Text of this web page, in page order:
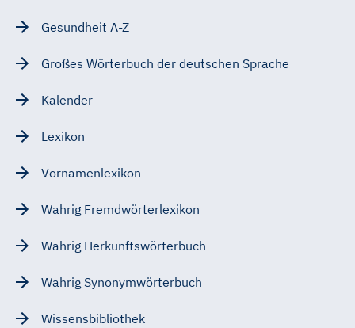
Gesundheit A-Z
Großes Wörterbuch der deutschen Sprache
Kalender
Lexikon
Vornamenlexikon
Wahrig Fremdwörterlexikon
Wahrig Herkunftswörterbuch
Wahrig Synonymwörterbuch
Wissensbibliothek